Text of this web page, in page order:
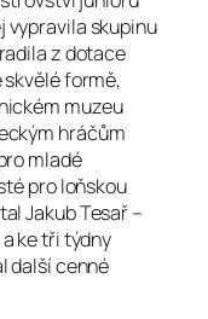
vypravila skupinu
z dotace
formě,
muzeu
hráčům
mladé
pro loňskou
Jakub Tesař –
ke tři týdny
další cenné